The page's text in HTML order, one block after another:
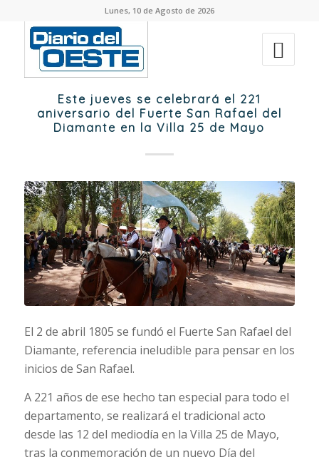
Lunes, 10 de Agosto de 2026
Este jueves se celebrará el 221
aniversario del Fuerte San Rafael del
Diamante en la Villa 25 de Mayo
El 2 de abril 1805 se fundó el Fuerte San Rafael del
Diamante, referencia ineludible para pensar en los
inicios de San Rafael.
A 221 años de ese hecho tan especial para todo el
departamento, se realizará el tradicional acto
desde las 12 del mediodía en la Villa 25 de Mayo,
tras la conmemoración de un nuevo Día del